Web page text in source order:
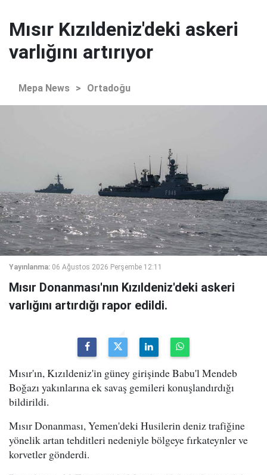
Mısır Kızıldeniz'deki askeri
varlığını artırıyor
Mepa News > Ortadoğu
Yayınlanma: 06 Ağustos 2026 Perşembe 12:11
Mısır Donanması'nın Kızıldeniz'deki askeri
varlığını artırdığı rapor edildi.
Mısır'ın, Kızıldeniz'in güney girişinde Babu'l Mendeb
Boğazı yakınlarına ek savaş gemileri konuşlandırdığı
bildirildi.
Mısır Donanması, Yemen'deki Husilerin deniz trafiğine
yönelik artan tehditleri nedeniyle bölgeye fırkateynler ve
korvetler gönderdi.